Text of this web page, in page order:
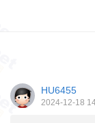
HU6455
2024-12-18